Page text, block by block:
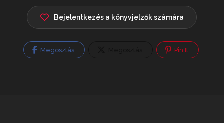
Bejelentkezés a könyvjelzők számára
Megosztás Pin It